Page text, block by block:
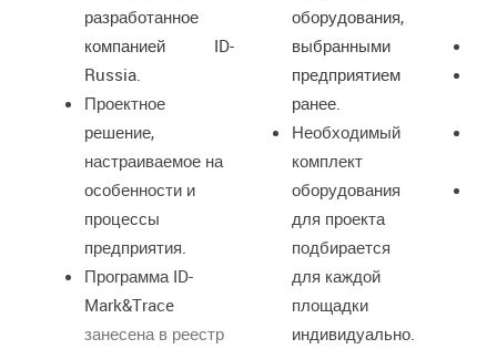
разработанное
компанией ID-
Russia.
Проектное
решение,
настраиваемое на
особенности и
процессы
предприятия.
Программа ID-
Mark&Trace
занесена в реестр
оборудования,
выбранными
предприятием
ранее.
Необходимый
комплект
оборудования
для проекта
подбирается
для каждой
площадки
индивидуально.